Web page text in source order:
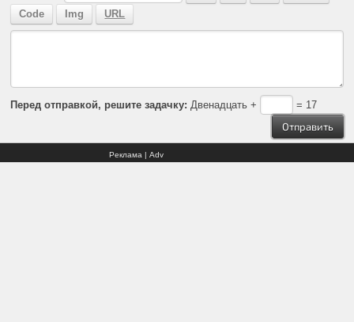
Перед отправкой, решите задачку: Двенадцать + = 17
Реклама | Adv